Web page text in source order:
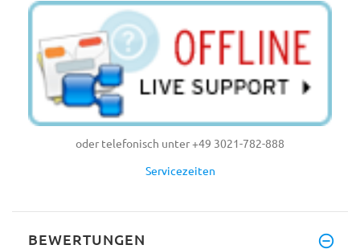
oder telefonisch unter +49 3021-782-888
Servicezeiten
BEWERTUNGEN